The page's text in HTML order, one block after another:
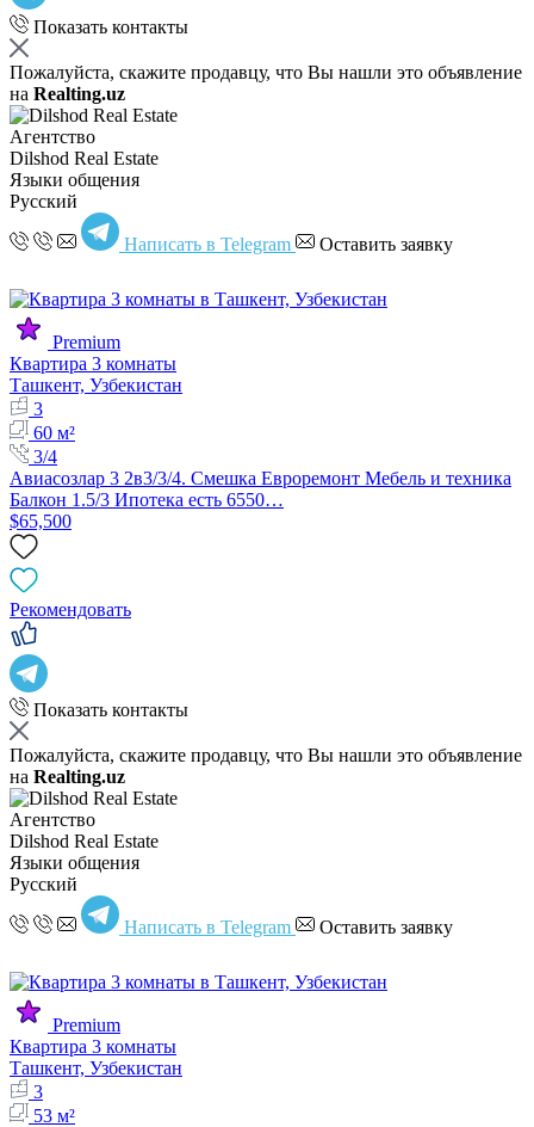
Показать контакты
Пожалуйста, скажите продавцу, что Вы нашли это объявление
на Realting.uz
Агентство
Dilshod Real Estate
Языки общения
Русский
Написать в Telegram Оставить заявку
Premium
Квартира 3 комнаты
Ташкент, Узбекистан
3
60 м²
3/4
Авиасозлар 3 2в3/3/4. Смешка Евроремонт Мебель и техника
Балкон 1.5/3 Ипотека есть 6550…
$65,500
Рекомендовать
Показать контакты
Пожалуйста, скажите продавцу, что Вы нашли это объявление
на Realting.uz
Агентство
Dilshod Real Estate
Языки общения
Русский
Написать в Telegram Оставить заявку
Premium
Квартира 3 комнаты
Ташкент, Узбекистан
3
53 м²